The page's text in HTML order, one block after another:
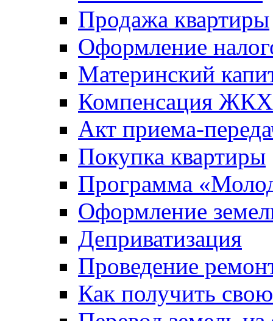
Продажа квартиры
Оформление
Материнский
Компенсация ЖКХ
Акт приема-
Покупка квартиры
Программа
Оформление
Деприватизация
Проведение
Как получить